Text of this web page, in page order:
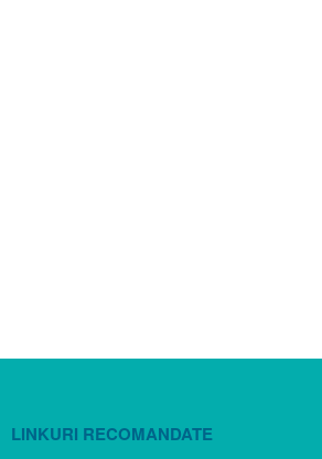
LINKURI RECOMANDATE